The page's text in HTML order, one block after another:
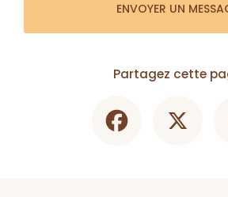
ENVOYER UN
Partagez cette